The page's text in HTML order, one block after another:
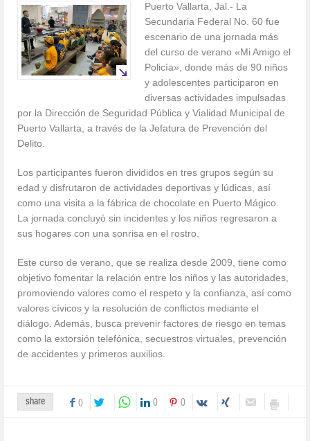
Puerto Vallarta, Jal.- La
Secundaria Federal No. 60 fue
escenario de una jornada más
del curso de verano «Mi Amigo el
Policía», donde más de 90 niños
y adolescentes participaron en
diversas actividades impulsadas
por la Dirección de Seguridad Pública y Vialidad Municipal de
Puerto Vallarta, a través de la Jefatura de Prevención del
Delito.
Los participantes fueron divididos en tres grupos según su
edad y disfrutaron de actividades deportivas y lúdicas, así
como una visita a la fábrica de chocolate en Puerto Mágico.
La jornada concluyó sin incidentes y los niños regresaron a
sus hogares con una sonrisa en el rostro.
Este curso de verano, que se realiza desde 2009, tiene como
objetivo fomentar la relación entre los niños y las autoridades,
promoviendo valores como el respeto y la confianza, así como
valores cívicos y la resolución de conflictos mediante el
diálogo. Además, busca prevenir factores de riesgo en temas
como la extorsión telefónica, secuestros virtuales, prevención
de accidentes y primeros auxilios.
share 0 0 0